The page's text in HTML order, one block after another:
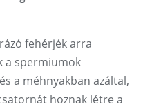
fehérjék arra
a spermiumok
a méhnyakban azáltal,
hoznak létre a